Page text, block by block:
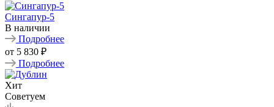
Сингапур-5
В наличии
Подробнее
от 5 830 ₽
Подробнее
Хит
Советуем